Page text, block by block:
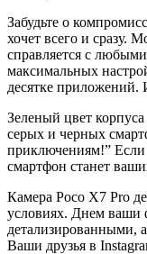
Забудьте о
хочет всего и сразу.
справляется с
максимальных
десятке приложений.
Зеленый цвет
серых и черных
приключениям!” Если
смартфон станет
Камера Poco X7 Pro
условиях. Днем ваши
детализированными,
Ваши друзья в